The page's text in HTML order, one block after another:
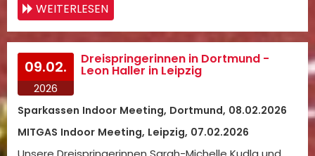
WEITERLESEN
09.02.
2026
Dreispringerinnen in Dortmund -
Leon Haller in Leipzig
Sparkassen Indoor Meeting, Dortmund, 08.02.2026
MITGAS Indoor Meeting, Leipzig, 07.02.2026